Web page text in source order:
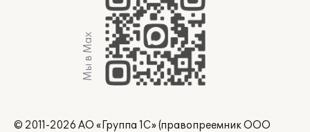
Мы в Max
© 2011-2026 АО «Группа 1С» (правопреемник ООО